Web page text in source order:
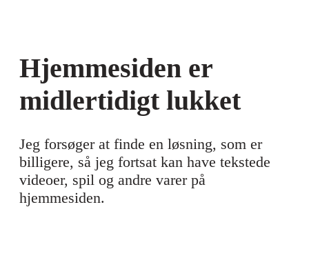
Hjemmesiden er
midlertidigt lukket
Jeg forsøger at finde en løsning, som er
billigere, så jeg fortsat kan have tekstede
videoer, spil og andre varer på
hjemmesiden.